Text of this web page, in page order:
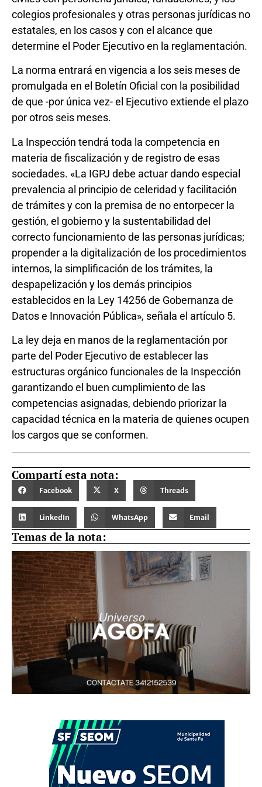
colegios profesionales y otras personas jurídicas no
estatales, en los casos y con el alcance que
determine el Poder Ejecutivo en la reglamentación.
La norma entrará en vigencia a los seis meses de
promulgada en el Boletín Oficial con la posibilidad
de que -por única vez- el Ejecutivo extiende el plazo
por otros seis meses.
La Inspección tendrá toda la competencia en
materia de fiscalización y de registro de esas
sociedades. «La IGPJ debe actuar dando especial
prevalencia al principio de celeridad y facilitación
de trámites y con la premisa de no entorpecer la
gestión, el gobierno y la sustentabilidad del
correcto funcionamiento de las personas jurídicas;
propender a la digitalización de los procedimientos
internos, la simplificación de los trámites, la
despapelización y los demás principios
establecidos en la Ley 14256 de Gobernanza de
Datos e Innovación Pública», señala el artículo 5.
La ley deja en manos de la reglamentación por
parte del Poder Ejecutivo de establecer las
estructuras orgánico funcionales de la Inspección
garantizando el buen cumplimiento de las
competencias asignadas, debiendo priorizar la
capacidad técnica en la materia de quienes ocupen
los cargos que se conformen.
Compartí esta nota:
Facebook X Threads
LinkedIn WhatsApp Email
Temas de la nota: